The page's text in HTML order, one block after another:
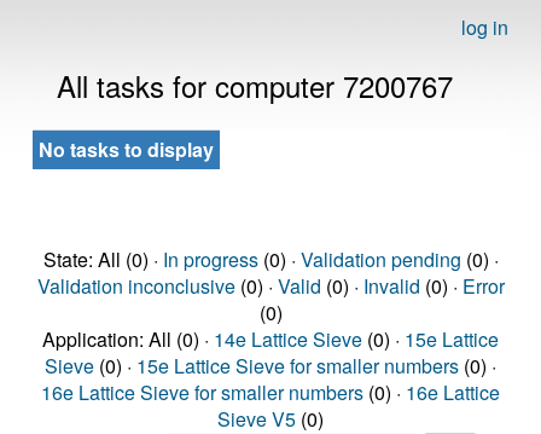
log in
All tasks for computer 7200767
No tasks to display
State: All (0) · In progress(0) · Validation pending (0) ·
Validation inconclusive(0) · Valid (0) · Invalid (0) · Error
(0)
Application: All (0) · 14e Lattice Sieve (0) · 15e Lattice
Sieve (0) · 15e Lattice Sieve for smaller numbers (0) ·
16e Lattice Sieve for smaller numbers (0) · 16e Lattice
Sieve V5 (0)